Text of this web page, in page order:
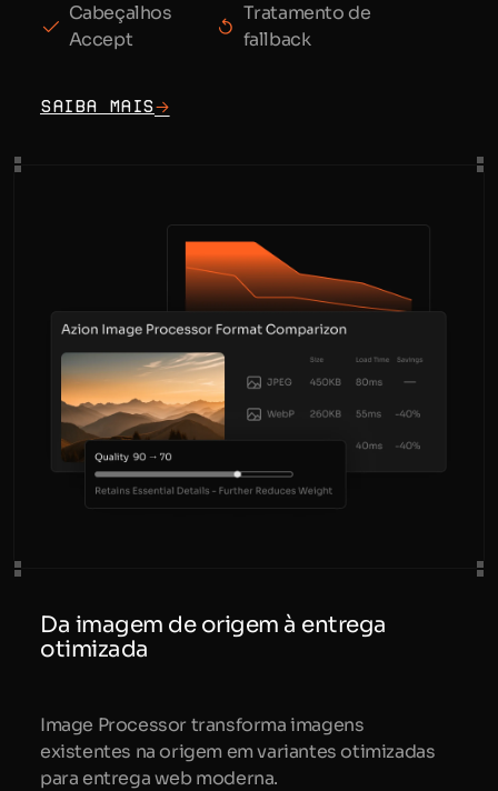
Cabeçalhos
Accept
Tratamento de
fallback
Saiba mais
Da imagem de origem à entrega
otimizada
Image Processor transforma imagens
existentes na origem em variantes otimizadas
para entrega web moderna.